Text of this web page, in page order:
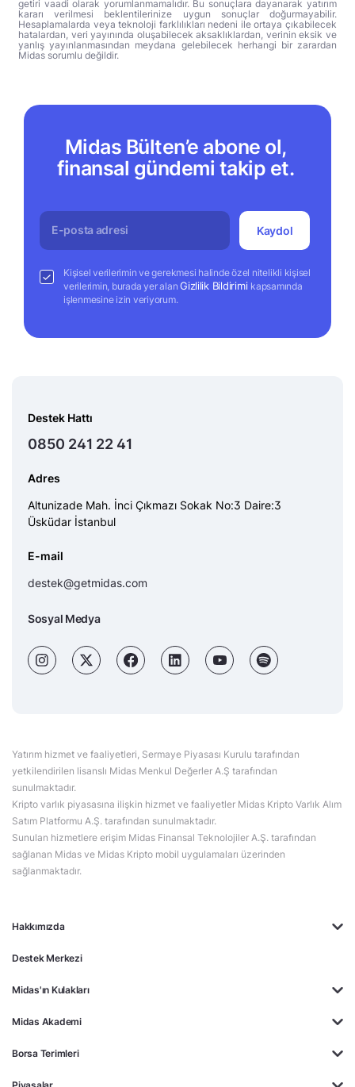
getiri vaadi olarak yorumlanmamalıdır. Bu sonuçlara dayanarak yatırım
kararı verilmesi beklentilerinize uygun sonuçlar doğurmayabilir.
Hesaplamalarda veya teknoloji farklılıkları nedeni ile ortaya çıkabilecek
hatalardan, veri yayınında oluşabilecek aksaklıklardan, verinin eksik ve
yanlış yayınlanmasından meydana gelebilecek herhangi bir zarardan
Midas sorumlu değildir.
Midas Bülten’e abone ol,
finansal gündemi takip et.
Kaydol
Kişisel verilerimin ve gerekmesi halinde özel nitelikli kişisel
verilerimin, burada yer alanGizlilik Bildirimi kapsamında
işlenmesine izin veriyorum.
Hakkımızda
Destek Merkezi
Midas'ın Kulakları
Midas Akademi
Borsa Terimleri
Destek Hattı
0850 241 22 41
Adres
Altunizade Mah. İnci Çıkmazı Sokak No:3 Daire:3
Üsküdar İstanbul
E-mail
destek@getmidas.com
Sosyal Medya
Yatırım hizmet ve faaliyetleri, Sermaye Piyasası Kurulu tarafından
yetkilendirilen lisanslı Midas Menkul Değerler A.Ş tarafından
sunulmaktadır.
Kripto varlık piyasasına ilişkin hizmet ve faaliyetler Midas Kripto Varlık Alım
Satım Platformu A.Ş. tarafından sunulmaktadır.
Sunulan hizmetlere erişim Midas Finansal Teknolojiler A.Ş. tarafından
sağlanan Midas ve Midas Kripto mobil uygulamaları üzerinden
sağlanmaktadır.